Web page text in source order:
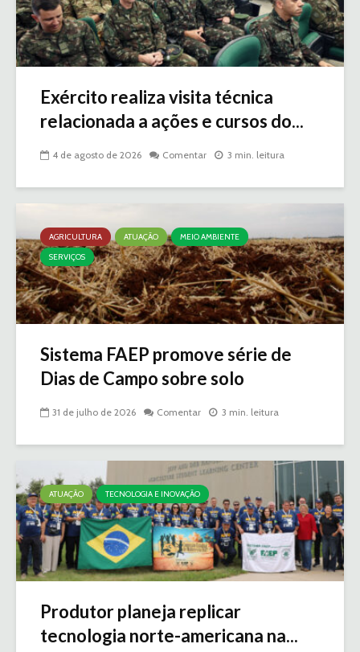
Exército realiza visita técnica
relacionada a ações e cursos do...
4 de agosto de 2026 Comentar 3 min. leitura
AGRICULTURA ATUAÇÃO
MEIO AMBIENTE
SERVIÇOS
Sistema FAEP promove série de
Dias de Campo sobre solo
31 de julho de 2026 Comentar 3 min. leitura
ATUAÇÃO TECNOLOGIA E INOVAÇÃO
Produtor planeja replicar
tecnologia norte-americana na...